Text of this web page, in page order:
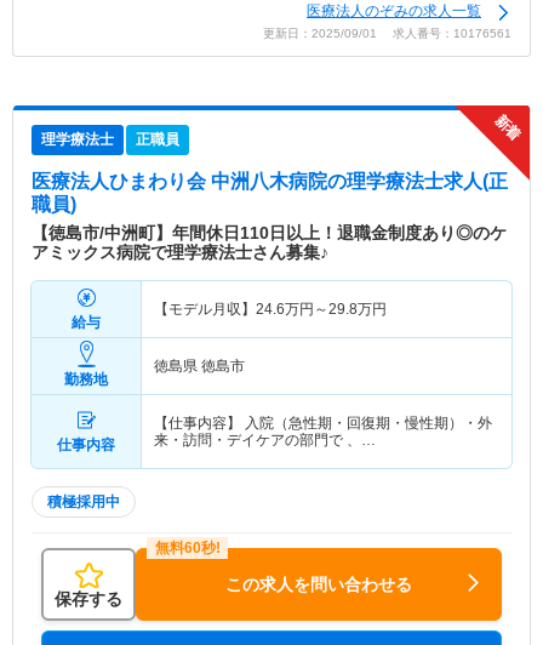
医療法人のぞみの求人一覧
更新日：2025/09/01 求人番号：10176561
理学療法士 正職員
医療法人ひまわり会 中洲八木病院の理学療法士求人(正
職員)
【徳島市/中洲町】年間休日110日以上！退職金制度あり◎のケ
アミックス病院で理学療法士さん募集♪
給与
【モデル月収】 24.6万円～29.8万円
勤務地
徳島県 徳島市
仕事内容
【仕事内容】 入院（急性期・回復期・慢性期）・外
来・訪問・デイケアの部門で 、…
積極採用中
保存する
この求人を問い合わせる